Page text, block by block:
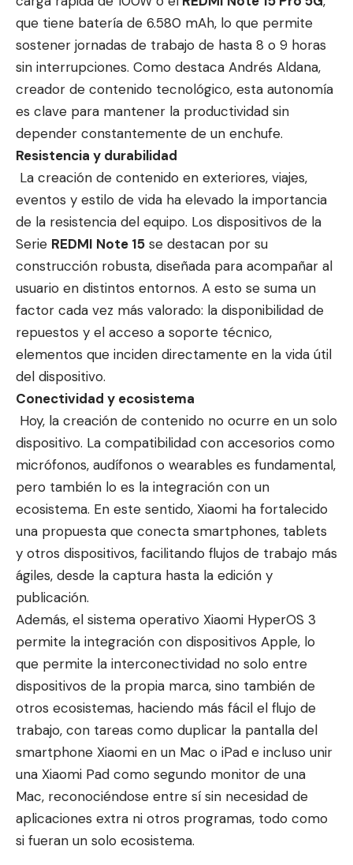
que tiene batería de 6.580 mAh, lo que permite
sostener jornadas de trabajo de hasta 8 o 9 horas
sin interrupciones. Como destaca Andrés Aldana,
creador de contenido tecnológico, esta autonomía
es clave para mantener la productividad sin
depender constantemente de un enchufe.
Resistencia y durabilidad
La creación de contenido en exteriores, viajes,
eventos y estilo de vida ha elevado la importancia
de la resistencia del equipo. Los dispositivos de la
Serie REDMI Note 15 se destacan por su
construcción robusta, diseñada para acompañar al
usuario en distintos entornos. A esto se suma un
factor cada vez más valorado: la disponibilidad de
repuestos y el acceso a soporte técnico,
elementos que inciden directamente en la vida útil
del dispositivo.
Conectividad y ecosistema
Hoy, la creación de contenido no ocurre en un solo
dispositivo. La compatibilidad con accesorios como
micrófonos, audífonos o wearables es fundamental,
pero también lo es la integración con un
ecosistema. En este sentido, Xiaomi ha fortalecido
una propuesta que conecta smartphones, tablets
y otros dispositivos, facilitando flujos de trabajo más
ágiles, desde la captura hasta la edición y
publicación.
Además, el sistema operativo Xiaomi HyperOS 3
permite la integración con dispositivos Apple, lo
que permite la interconectividad no solo entre
dispositivos de la propia marca, sino también de
otros ecosistemas, haciendo más fácil el flujo de
trabajo, con tareas como duplicar la pantalla del
smartphone Xiaomi en un Mac o iPad e incluso unir
una Xiaomi Pad como segundo monitor de una
Mac, reconociéndose entre sí sin necesidad de
aplicaciones extra ni otros programas, todo como
si fueran un solo ecosistema.